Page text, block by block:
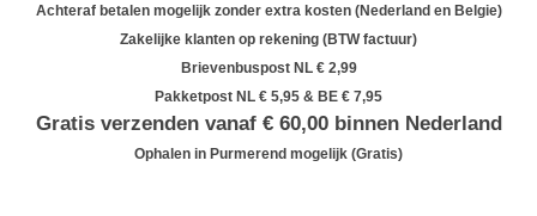
Achteraf betalen mogelijk zonder extra kosten (Nederland en Belgie)
Zakelijke klanten op rekening (BTW factuur)
Brievenbuspost NL € 2,99
Pakketpost NL € 5,95 & BE € 7,95
Gratis verzenden vanaf € 60,00 binnen Nederland
Ophalen in Purmerend mogelijk (Gratis)